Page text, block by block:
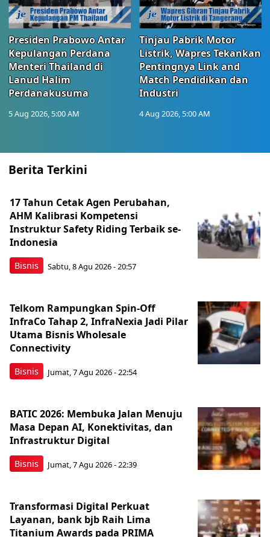
Presiden Prabowo Antar
Kepulangan Perdana
Menteri Thailand di
Lanud Halim
Perdanakusuma
5 Aug 2026, 5:00 AM
Tinjau Pabrik Motor
Listrik, Wapres Tekankan
Pentingnya Link and
Match Pendidikan dan
Industri
4 Aug 2026, 5:00 AM
Berita Terkini
Bisnis
17 Tahun Cetak Agen Perubahan,
AHM Kalibrasi Kompetensi
Instruktur Safety Riding Terbaik se-
Indonesia
Sabtu, 8 Agu 2026 - 20:57
Bisnis
Telkom Rampungkan Spin-Off
InfraCo Tahap 2, InfraNexia Jadi Pilar
Utama Bisnis Wholesale
Connectivity
Jumat, 7 Agu 2026 - 22:54
Bisnis
BATIC 2026: Membuka Jalan Menuju
Masa Depan AI, Konektivitas, dan
Infrastruktur Digital
Jumat, 7 Agu 2026 - 22:39
Transformasi Digital Perkuat
Layanan, bank bjb Raih Lima
Titanium Awards pada PRIMA